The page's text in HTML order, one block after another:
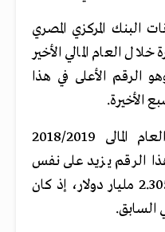
البنك المركزي المصري
العام المالي الأخير
وهو الرقم الأعلى في هذا
الأخيرة.
وقالت بيانات المركزي -عن العام المالى 2018/2019
هذا الرقم يزيد على نفس
الفترة من العام الماضي بنحو 2.305 مليار دولار، إذ كان